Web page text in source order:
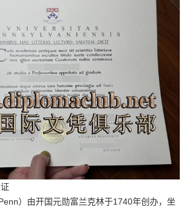
）由开国元勋富兰克林于1740年创办，坐